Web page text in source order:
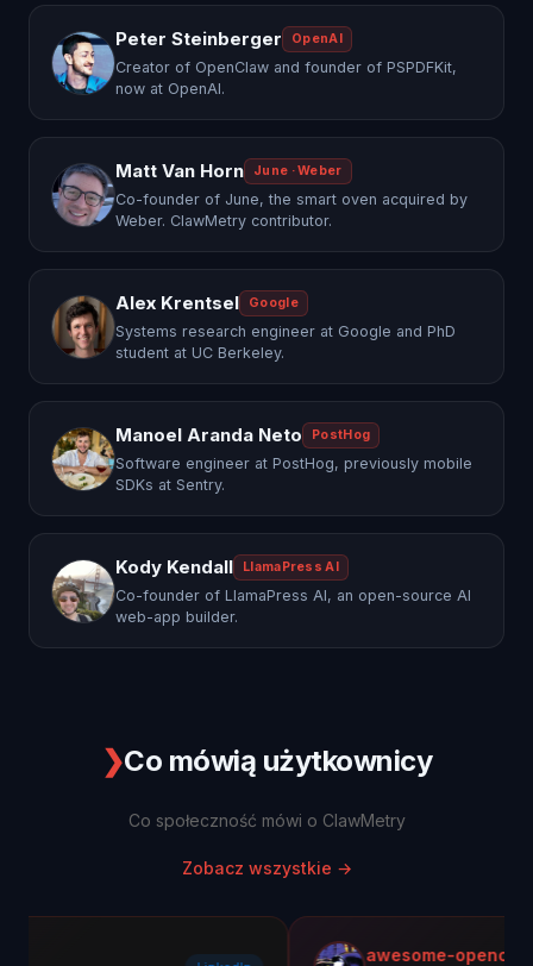
Peter Steinberger OpenAI
Creator of OpenClaw and founder of PSPDFKit,
now at OpenAI.
Matt Van Horn June · Weber
Co-founder of June, the smart oven acquired by
Weber. ClawMetry contributor.
Alex Krentsel Google
Systems research engineer at Google and PhD
student at UC Berkeley.
Manoel Aranda Neto PostHog
Software engineer at PostHog, previously mobile
SDKs at Sentry.
Kody Kendall LlamaPress AI
Co-founder of LlamaPress AI, an open-source AI
web-app builder.
❯Co mówią użytkownicy
Co społeczność mówi o ClawMetry
Zobacz wszystkie →
awesome-openclaw